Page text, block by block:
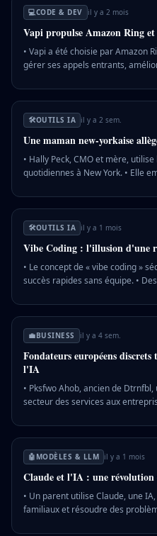
💻CODE & DEV il y a 2 mois
Vapi propulse Amazon Ring
• Vapi a été choisie par Amazon
gérer ses appels entrants,
valorisation de 500 millions de
entre 1 et 5 millions d'appels par
d'appels traités au total. 💡
contrôle accru sur leurs
efficacité et leur satisfaction.
🛠️OUTILS IA il y a 2 sem.
Une maman new-yorkaise
• Hally Peck, CMO et mère,
quotidiennes à New York. • Elle
L'IA lui permet de planifier des
d'emploi du temps familiaux. 💡
devient un allié précieux pour les
🛠️OUTILS IA il y a 1 mois
Vibe Coding : l'illusion d'une
• Le concept de « vibe coding »
succès rapides sans équipe. •
développement. • Les
Anthropic captivent les médias,
Pourquoi c'est important : La
stratégies d'entreprise et
💼BUSINESS il y a 4 sem.
Fondateurs européens
l'IA
• Pksfwo Ahob, ancien de
secteur des services aux
IA avancées. • Dvzisqjna Uguel,
plateforme IA pour optimiser les
Pourquoi c'est important : Ces
secteurs traditionnels, stimulant
compétitivité globale.
🤖 MODÈLES & LLM il y a 1 mois
Claude et l'IA : une
• Un parent utilise Claude, une
familiaux et résoudre des